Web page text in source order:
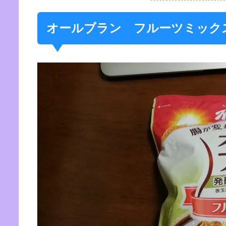
オールブラン フルーツミック